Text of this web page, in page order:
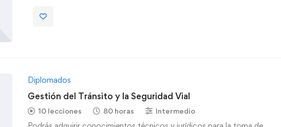
Diplomados
Gestión del Tránsito y la Seguridad Vial
10 lecciones 80 horas Intermedio